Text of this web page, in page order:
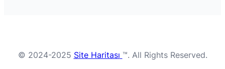
© 2024-2025 Site Haritası ™. All Rights Reserved.